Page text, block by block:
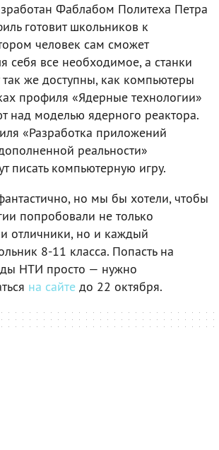
Фаблабом Политеха Петра
готовит школьников к
человек сам сможет
себя все необходимое, а станки
так же доступны, как компьютеры
профиля «Ядерные технологии»
над моделью ядерного реактора.
«Разработка приложений
реальности»
писать компьютерную игру.
но мы бы хотели, чтобы
попробовали не только
отличники, но и каждый
8-11 класса. Попасть на
НТИ просто — нужно
на сайте до 22 октября.